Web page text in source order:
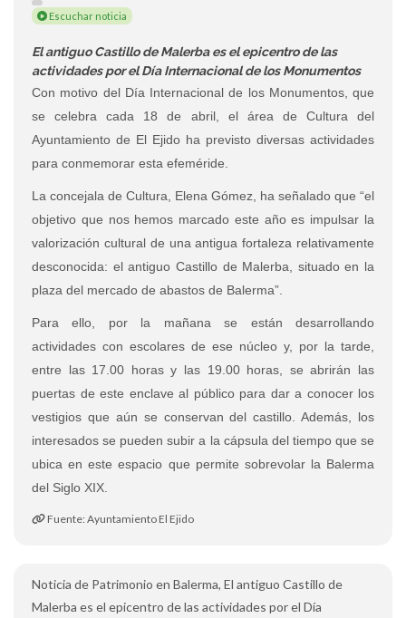
Escuchar noticia
El antiguo Castillo de Malerba es el epicentro de las
actividades por el Día Internacional de los Monumentos
Con motivo del Día Internacional de los Monumentos, que
se celebra cada 18 de abril, el área de Cultura del
Ayuntamiento de El Ejido ha previsto diversas actividades
para conmemorar esta efeméride.
La concejala de Cultura, Elena Gómez, ha señalado que “el
objetivo que nos hemos marcado este año es impulsar la
valorización cultural de una antigua fortaleza relativamente
desconocida: el antiguo Castillo de Malerba, situado en la
plaza del mercado de abastos de Balerma”.
Para ello, por la mañana se están desarrollando
actividades con escolares de ese núcleo y, por la tarde,
entre las 17.00 horas y las 19.00 horas, se abrirán las
puertas de este enclave al público para dar a conocer los
vestigios que aún se conservan del castillo. Además, los
interesados se pueden subir a la cápsula del tiempo que se
ubica en este espacio que permite sobrevolar la Balerma
del Siglo XIX.
Fuente: Ayuntamiento El Ejido
Noticia de Patrimonio en Balerma, El antiguo Castillo de
Malerba es el epicentro de las actividades por el Día